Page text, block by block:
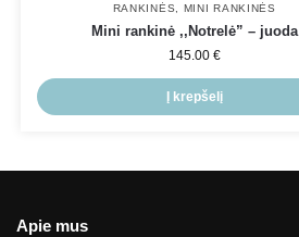
RANKINĖS
MINI RANKINĖS
Mini rankinė ,,Notrelė” – juoda
145.00 €
Į krepšelį
Apie mus